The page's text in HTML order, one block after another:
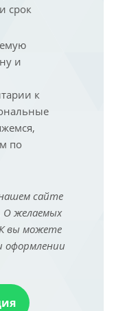
срок
и
к
по
сайте
О желаемых
вы можете
оформлении